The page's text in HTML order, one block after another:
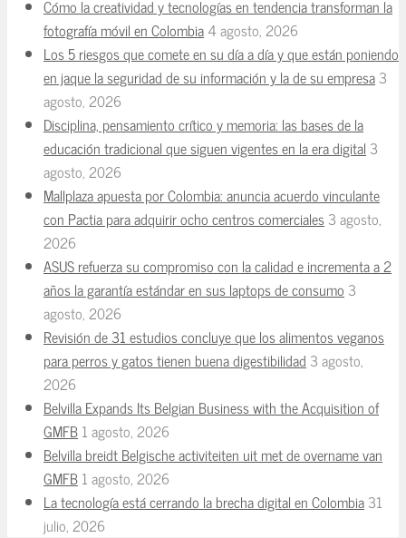
Cómo la creatividad y tecnologías en tendencia transforman la
fotografía móvil en Colombia4 agosto, 2026
Los 5 riesgos que comete en su día a día y que están poniendo
en jaque la seguridad de su información y la de su empresa3
agosto, 2026
Disciplina, pensamiento crítico y memoria: las bases de la
educación tradicional que siguen vigentes en la era digital 3
agosto, 2026
Mallplaza apuesta por Colombia: anuncia acuerdo vinculante
con Pactia para adquirir ocho centros comerciales3 agosto,
2026
ASUS refuerza su compromiso con la calidad e incrementa a 2
años la garantía estándar en sus laptops de consumo 3
agosto, 2026
Revisión de 31 estudios concluye que los alimentos veganos
para perros y gatos tienen buena digestibilidad 3 agosto,
2026
Belvilla Expands Its Belgian Business with the Acquisition of
GMFB1 agosto, 2026
Belvilla breidt Belgische activiteiten uit met de overname van
GMFB1 agosto, 2026
La tecnología está cerrando la brecha digital en Colombia31
julio, 2026